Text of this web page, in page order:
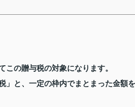
の贈与税の対象になります。
」と、一定の枠内でまとまった金額を